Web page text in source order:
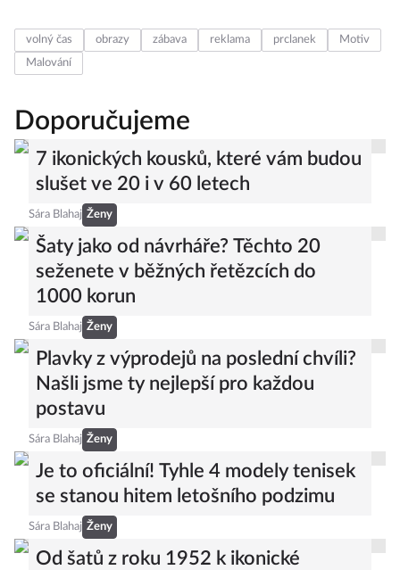
volný čas obrazy zábava reklama prclanek
Motiv
Malování
Doporučujeme
7 ikonických kousků, které vám budou
slušet ve 20 i v 60 letech
Sára Blahaj Ženy
Šaty jako od návrháře? Těchto 20
seženete v běžných řetězcích do
1000 korun
Sára Blahaj Ženy
Plavky z výprodejů na poslední chvíli?
Našli jsme ty nejlepší pro každou
postavu
Sára Blahaj Ženy
Je to oficiální! Tyhle 4 modely tenisek
se stanou hitem letošního podzimu
Sára Blahaj Ženy
Od šatů z roku 1952 k ikonické